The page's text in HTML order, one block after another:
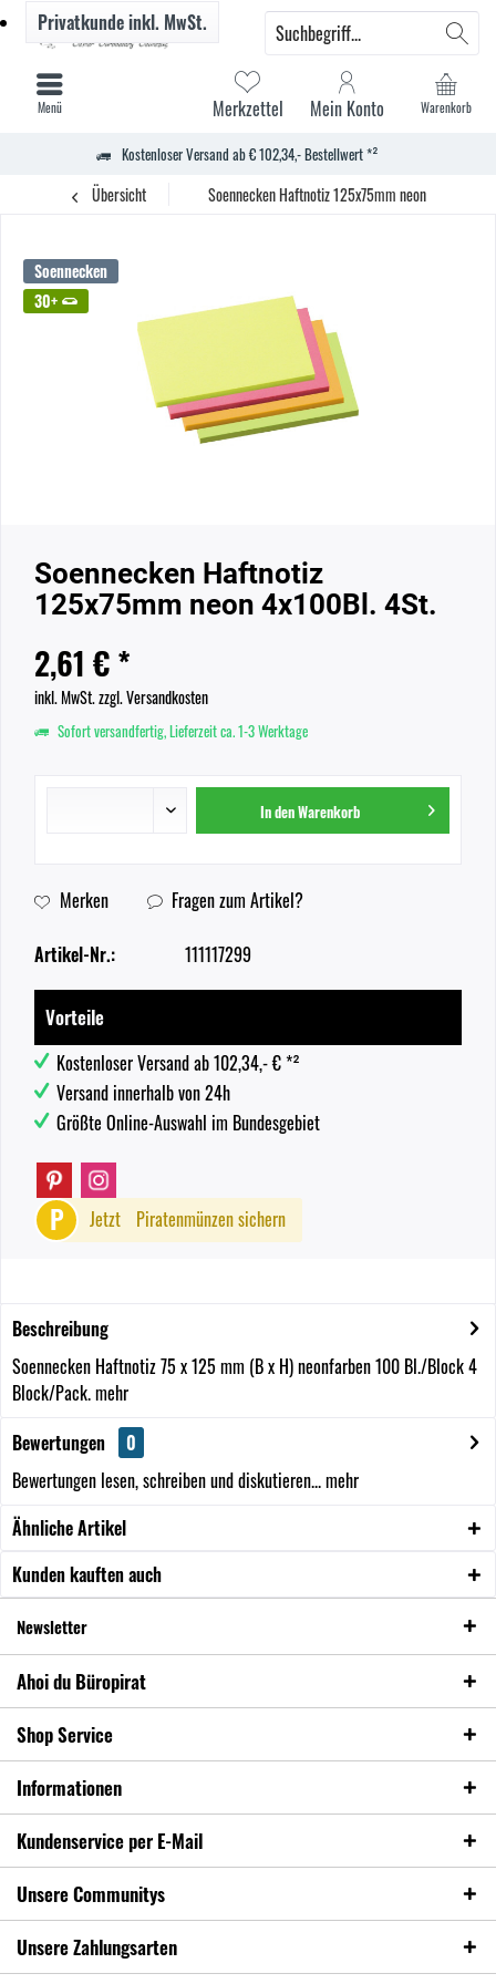
Kostenloser Versand ab € 102,34,- Bestellwert *²
Warenkorb
Merkzettel Mein Konto
Privatkundeinkl. MwSt.
Menü
Übersicht Soennecken Haftnotiz 125x75mm neon 4x100Bl.
Soennecken
30+
Soennecken Haftnotiz
125x75mm neon 4x100Bl. 4St.
2,61 € *
inkl. MwSt.zzgl. Versandkosten
Sofort versandfertig, Lieferzeit ca. 1-3 Werktage
In denWarenkorb
Merken Fragen zum Artikel?
Artikel-Nr.: 111117299
Vorteile
Kostenloser Versand ab 102,34,- € *²
Versand innerhalb von 24h
Größte Online-Auswahl im Bundesgebiet
P Jetzt Piratenmünzen sichern
Beschreibung
Soennecken Haftnotiz 75 x 125 mm (B x H) neonfarben 100 Bl./Block 4
Block/Pack.mehr
Bewertungen
0
Bewertungen lesen, schreiben und diskutieren...mehr
Ähnliche Artikel
Kunden kauften auch
Newsletter
Ahoi du Büropirat
Shop Service
Informationen
Kundenservice per E-Mail
Unsere Communitys
Unsere Zahlungsarten